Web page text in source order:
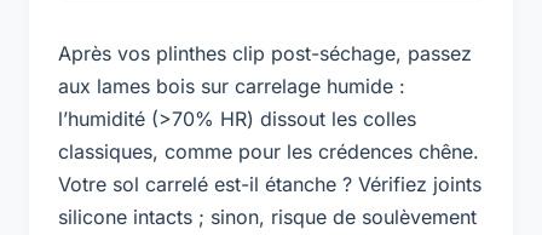
Après vos plinthes clip post-séchage, passez
aux lames bois sur carrelage humide :
l’humidité (>70% HR) dissout les colles
classiques, comme pour les crédences chêne.
Votre sol carrelé est-il étanche ? Vérifiez joints
silicone intacts ; sinon, risque de soulèvement